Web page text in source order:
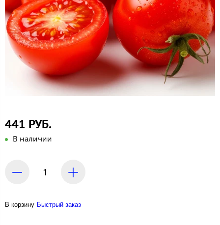
441 РУБ.
В наличии
В корзину Быстрый заказ